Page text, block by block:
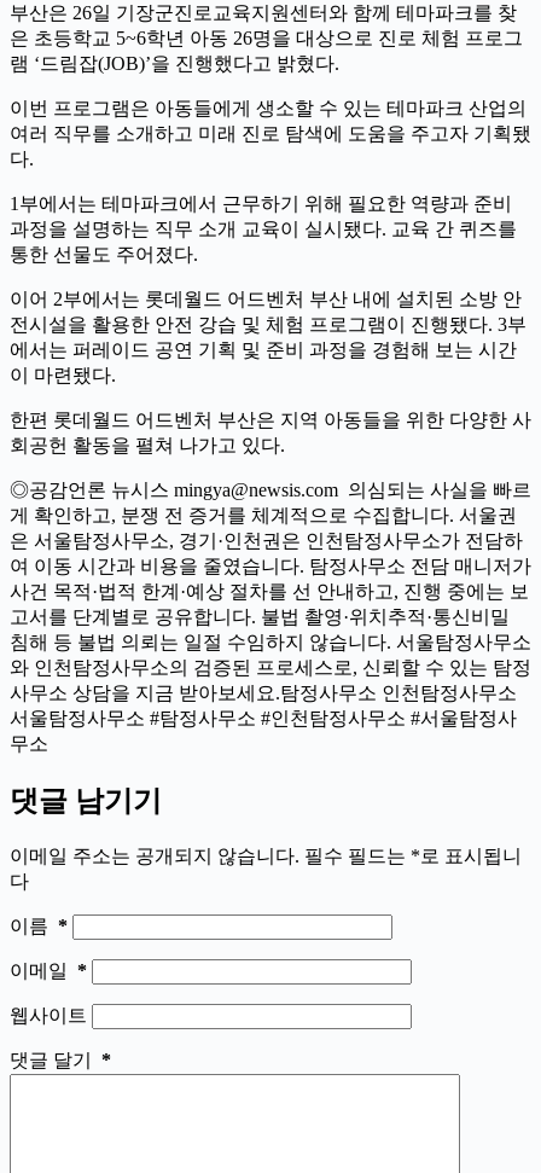
부산은 26일 기장군진로교육지원센터와 함께 테마파크를 찾
은 초등학교 5~6학년 아동 26명을 대상으로 진로 체험 프로그
램 ‘드림잡(JOB)’을 진행했다고 밝혔다.
이번 프로그램은 아동들에게 생소할 수 있는 테마파크 산업의
여러 직무를 소개하고 미래 진로 탐색에 도움을 주고자 기획됐
다.
1부에서는 테마파크에서 근무하기 위해 필요한 역량과 준비
과정을 설명하는 직무 소개 교육이 실시됐다. 교육 간 퀴즈를
통한 선물도 주어졌다.
이어 2부에서는 롯데월드 어드벤처 부산 내에 설치된 소방 안
전시설을 활용한 안전 강습 및 체험 프로그램이 진행됐다. 3부
에서는 퍼레이드 공연 기획 및 준비 과정을 경험해 보는 시간
이 마련됐다.
한편 롯데월드 어드벤처 부산은 지역 아동들을 위한 다양한 사
회공헌 활동을 펼쳐 나가고 있다.
◎공감언론 뉴시스 mingya@newsis.com 의심되는 사실을 빠르
게 확인하고, 분쟁 전 증거를 체계적으로 수집합니다. 서울권
은 서울탐정사무소, 경기·인천권은 인천탐정사무소가 전담하
여 이동 시간과 비용을 줄였습니다. 탐정사무소 전담 매니저가
사건 목적·법적 한계·예상 절차를 선 안내하고, 진행 중에는 보
고서를 단계별로 공유합니다. 불법 촬영·위치추적·통신비밀
침해 등 불법 의뢰는 일절 수임하지 않습니다. 서울탐정사무소
와 인천탐정사무소의 검증된 프로세스로, 신뢰할 수 있는 탐정
사무소 상담을 지금 받아보세요.탐정사무소 인천탐정사무소
서울탐정사무소 #탐정사무소 #인천탐정사무소 #서울탐정사
무소
댓글 남기기
이메일 주소는 공개되지 않습니다. 필수 필드는 *로 표시됩니
다
이름 *
이메일 *
웹사이트
댓글 달기 *